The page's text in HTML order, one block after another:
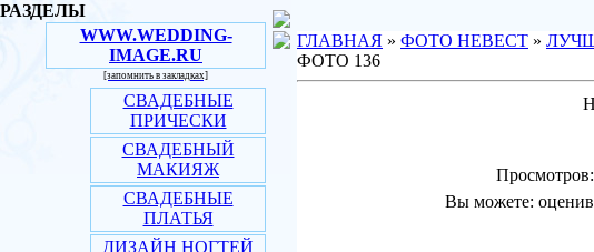
РАЗДЕЛЫ
WWW.WEDDING-
IMAGE.RU
[запомнить в закладках]
СВАДЕБНЫЕ
ПРИЧЕСКИ
СВАДЕБНЫЙ
МАКИЯЖ
СВАДЕБНЫЕ
ПЛАТЬЯ
ДИЗАЙН НОГТЕЙ
ГЛАВНАЯ » ФОТО НЕВЕСТ »
ФОТО 136
Вы можете: